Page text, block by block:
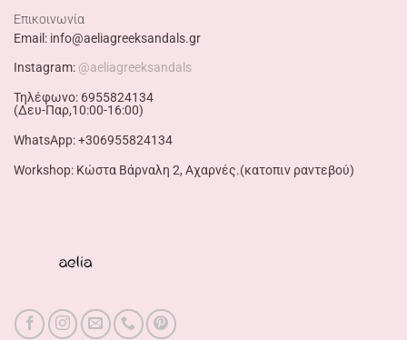
Επικοινωνία
Email: info@aeliagreeksandals.gr
Instagram: @aeliagreeksandals
Τηλέφωνο: 6955824134
(Δευ-Παρ,10:00-16:00)
WhatsApp: +306955824134
Workshop: Κώστα Βάρναλη 2, Αχαρνές.(κατοπιν ραντεβού)